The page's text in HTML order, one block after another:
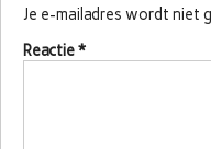
Je e-mailadres wordt niet
Reactie*